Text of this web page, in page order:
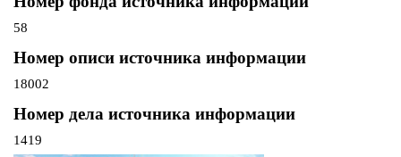
58
Номер описи источника информации
18002
Номер дела источника информации
1419